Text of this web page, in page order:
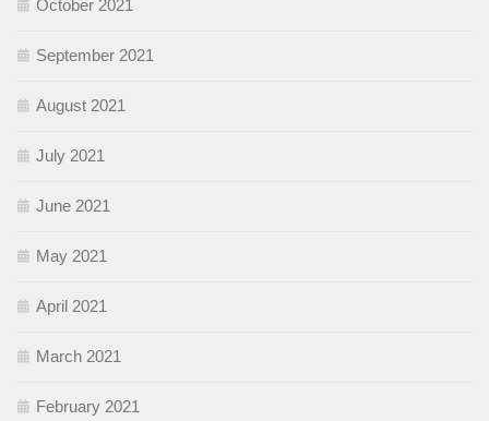
October 2021
September 2021
August 2021
July 2021
June 2021
May 2021
April 2021
March 2021
February 2021